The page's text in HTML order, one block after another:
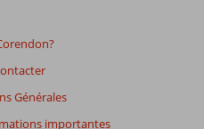
Générales
importantes